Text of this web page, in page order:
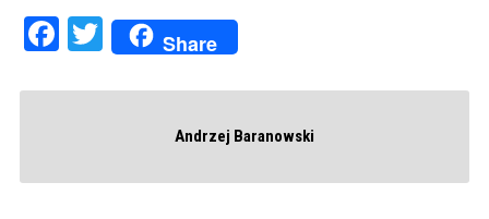
Facebook
Twitter
Share
Andrzej Baranowski